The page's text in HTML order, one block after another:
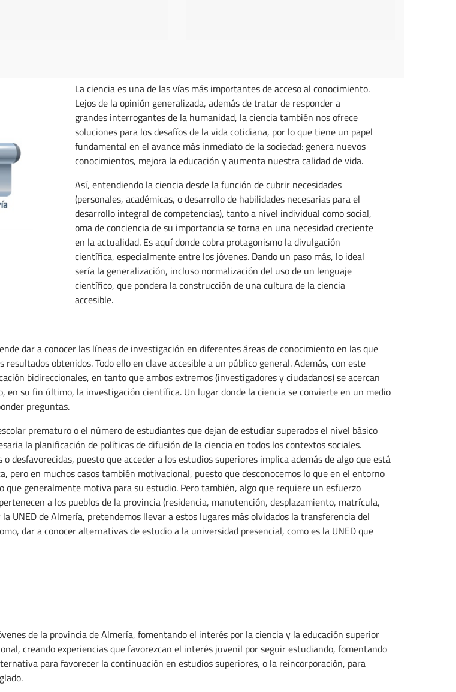
La ciencia es una de las vías más importantes de acceso al conocimiento.
Lejos de la opinión generalizada, además de tratar de responder a
grandes interrogantes de la humanidad, la ciencia también nos ofrece
soluciones para los desafíos de la vida cotidiana, por lo que tiene un papel
fundamental en el avance más inmediato de la sociedad: genera nuevos
conocimientos, mejora la educación y aumenta nuestra calidad de vida.
Así, entendiendo la ciencia desde la función de cubrir necesidades
(personales, académicas, o desarrollo de habilidades necesarias para el
desarrollo integral de competencias), tanto a nivel individual como social,
oma de conciencia de su importancia se torna en una necesidad creciente
en la actualidad. Es aquí donde cobra protagonismo la divulgación
científica, especialmente entre los jóvenes. Dando un paso más, lo ideal
sería la generalización, incluso normalización del uso de un lenguaje
científico, que pondera la construcción de una cultura de la ciencia
accesible.
dar a conocer las líneas de investigación en diferentes áreas de conocimiento en las que
obtenidos. Todo ello en clave accesible a un público general. Además, con este
bidireccionales, en tanto que ambos extremos (investigadores y ciudadanos) se acercan
en su fin último, la investigación científica. Un lugar donde la ciencia se convierte en un medio
preguntas.
prematuro o el número de estudiantes que dejan de estudiar superados el nivel básico
la planificación de políticas de difusión de la ciencia en todos los contextos sociales.
desfavorecidas, puesto que acceder a los estudios superiores implica además de algo que está
en muchos casos también motivacional, puesto que desconocemos lo que en el entorno
generalmente motiva para su estudio. Pero también, algo que requiere un esfuerzo
a los pueblos de la provincia (residencia, manutención, desplazamiento, matrícula,
UNED de Almería, pretendemos llevar a estos lugares más olvidados la transferencia del
dar a conocer alternativas de estudio a la universidad presencial, como es la UNED que
de la provincia de Almería, fomentando el interés por la ciencia y la educación superior
creando experiencias que favorezcan el interés juvenil por seguir estudiando, fomentando
para favorecer la continuación en estudios superiores, o la reincorporación, para